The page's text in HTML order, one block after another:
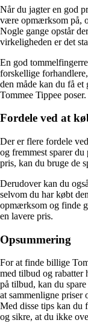
Når du jagter en god
være opmærksom på,
Nogle gange opstår
virkeligheden er det
En god
forskellige
den måde kan du få
Tommee Tippee poser.
Fordele ved at
Der er flere fordele
og fremmest sparer
pris, kan du bruge de
Derudover kan du
selvom du har købt
opmærksom og finde
en lavere pris.
Opsummering
For at finde billige
med tilbud og rabatter
på tilbud, kan du
at sammenligne
Med disse tips kan du
og sikre, at du ikke